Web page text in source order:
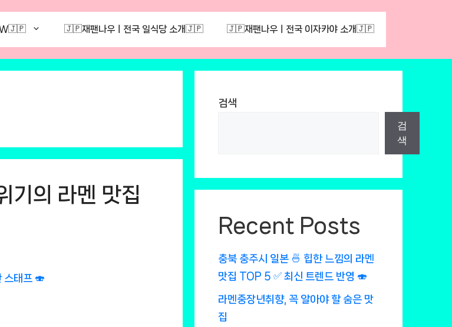
🇯🇵재팬나우ㅣ전국 일식당 소개🇯🇵 🇯🇵재팬나우ㅣ전국 이자카야 소개🇯🇵
기의 라멘 맛집
검색
검
색
Recent Posts
충북 충주시 일본 🍜 힙한 느낌의 라멘
맛집 TOP 5 ✅ 최신 트렌드 반영 🍣
라멘중장년취향, 꼭 알아야 할 숨은 맛
집